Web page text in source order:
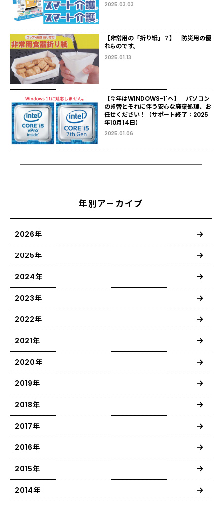
2025.03.03
【非常用の「折り紙」？】 防災用の優
れものです。
2025.01.13
【今年はWINDOWS-11へ】 パソコン
の買替とそれに伴う安心な廃棄処理、お
任せください！（サポート終了：2025
年10月14日）
2025.01.06
年別アーカイブ
2026年
2025年
2024年
2023年
2022年
2021年
2020年
2019年
2018年
2017年
2016年
2015年
2014年